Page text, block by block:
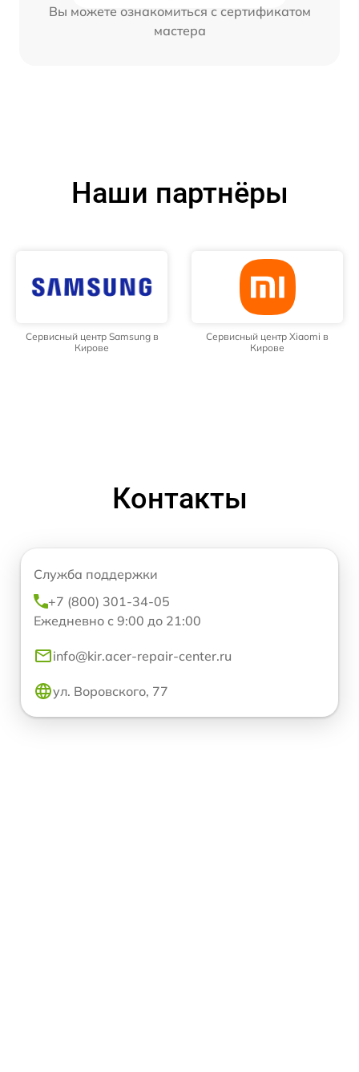
Вы можете ознакомиться с сертификатом
мастера
Наши партнёры
Сервисный центр Samsung в
Кирове
Сервисный центр Xiaomi в
Кирове
Контакты
Служба поддержки
+7 (800) 301-34-05
Ежедневно с 9:00 до 21:00
info@kir.acer-repair-center.ru
ул. Воровского, 77